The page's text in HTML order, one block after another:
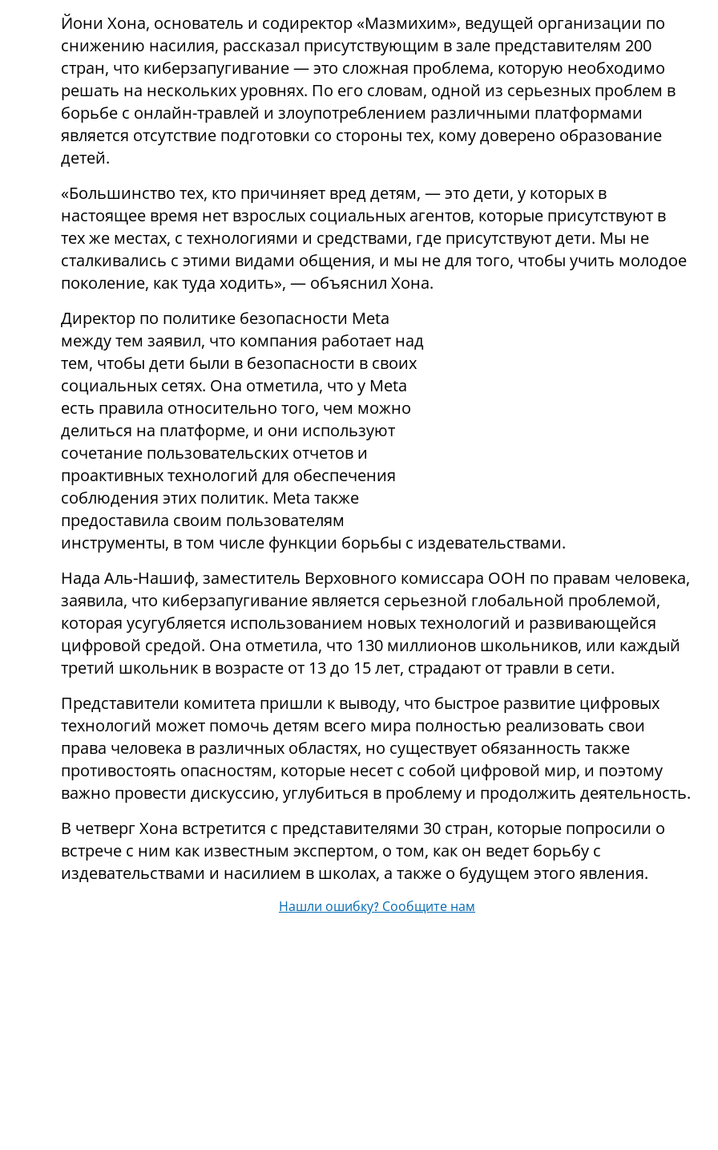
Йони Хона, основатель и содиректор «Мазмихим», ведущей организации по
снижению насилия, рассказал присутствующим в зале представителям 200
стран, что киберзапугивание — это сложная проблема, которую необходимо
решать на нескольких уровнях. По его словам, одной из серьезных проблем в
борьбе с онлайн-травлей и злоупотреблением различными платформами
является отсутствие подготовки со стороны тех, кому доверено образование
детей.
«Большинство тех, кто причиняет вред детям, — это дети, у которых в
настоящее время нет взрослых социальных агентов, которые присутствуют в
тех же местах, с технологиями и средствами, где присутствуют дети. Мы не
сталкивались с этими видами общения, и мы не для того, чтобы учить молодое
поколение, как туда ходить», — объяснил Хона.
Директор по политике безопасности Meta
между тем заявил, что компания работает над
тем, чтобы дети были в безопасности в своих
социальных сетях. Она отметила, что у Meta
есть правила относительно того, чем можно
делиться на платформе, и они используют
сочетание пользовательских отчетов и
проактивных технологий для обеспечения
соблюдения этих политик. Meta также
предоставила своим пользователям
инструменты, в том числе функции борьбы с издевательствами.
Нада Аль-Нашиф, заместитель Верховного комиссара ООН по правам человека,
заявила, что киберзапугивание является серьезной глобальной проблемой,
которая усугубляется использованием новых технологий и развивающейся
цифровой средой. Она отметила, что 130 миллионов школьников, или каждый
третий школьник в возрасте от 13 до 15 лет, страдают от травли в сети.
Представители комитета пришли к выводу, что быстрое развитие цифровых
технологий может помочь детям всего мира полностью реализовать свои
права человека в различных областях, но существует обязанность также
противостоять опасностям, которые несет с собой цифровой мир, и поэтому
важно провести дискуссию, углубиться в проблему и продолжить деятельность.
В четверг Хона встретится с представителями 30 стран, которые попросили о
встрече с ним как известным экспертом, о том, как он ведет борьбу с
издевательствами и насилием в школах, а также о будущем этого явления.
Нашли ошибку? Сообщите нам